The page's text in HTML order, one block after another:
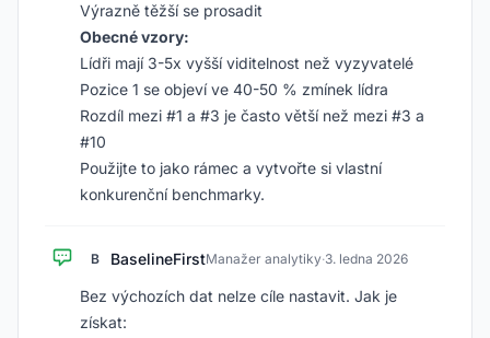
Výrazně těžší se prosadit
Obecné vzory:
Lídři mají 3-5x vyšší viditelnost než vyzyvatelé
Pozice 1 se objeví ve 40-50 % zmínek lídra
Rozdíl mezi #1 a #3 je často větší než mezi #3 a
#10
Použijte to jako rámec a vytvořte si vlastní
konkurenční benchmarky.
B BaselineFirstManažer analytiky·3. ledna 2026
Bez výchozích dat nelze cíle nastavit. Jak je
získat: